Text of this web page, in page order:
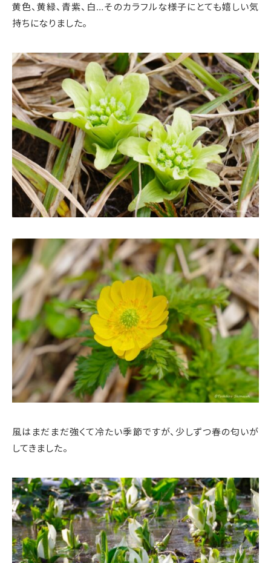
黄色、黄緑、青紫、白…そのカラフルな様子にとても嬉しい気
持ちになりました。
風はまだまだ強くて冷たい季節ですが、少しずつ春の匂いが
してきました。